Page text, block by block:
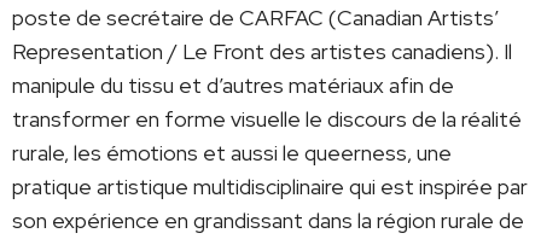
poste de secrétaire de CARFAC (Canadian Artists’
Representation / Le Front des artistes canadiens). Il
manipule du tissu et d’autres matériaux afin de
transformer en forme visuelle le discours de la réalité
rurale, les émotions et aussi le queerness, une
pratique artistique multidisciplinaire qui est inspirée par
son expérience en grandissant dans la région rurale de